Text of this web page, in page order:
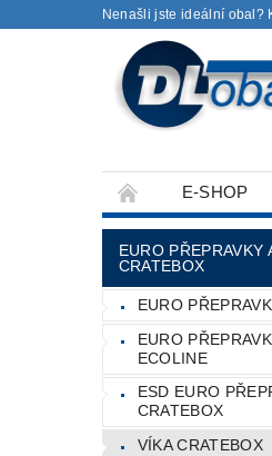
Nenašli jste ideální obal?
E-SHOP
EURO PŘEPRAVKY
CRATEBOX
EURO
EURO
ECOLINE
ESD EURO
CRATEBOX
VÍKA CRATEBOX